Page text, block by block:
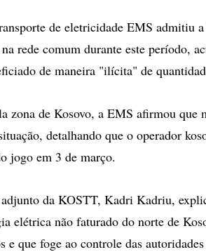
de eletricidade EMS admitiu
rede comum durante este período,
de maneira "ilícita" de
zona de Kosovo, a EMS afirmou que
detalhando que o operador
jogo em 3 de março.
da KOSTT, Kadri Kadriu,
elétrica não faturado do norte de
e que foge ao controle das autoridades